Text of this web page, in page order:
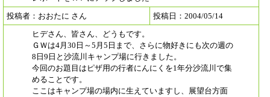
投稿者：おおたに さん
投稿日：2004/05/14
ヒデさん、皆さん、どうもです。
ＧＷは4月30日～5月5日まで、さらに物好きにも次の週の
8日9日と沙流川キャンプ場に行きました。
今回のお題目はピザ用の行者にんにくを1年分沙流川で集
めることです。
ここはキャンプ場の場内に生えていますし、展望台方面